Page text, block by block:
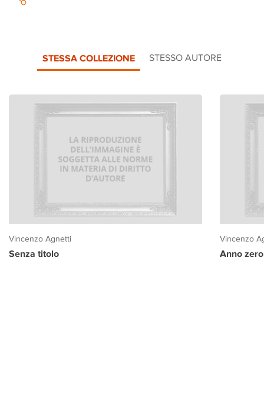
STESSA COLLEZIONE STESSO AUTORE
Vincenzo Agnetti
Senza titolo
Vincenzo
Anno zero